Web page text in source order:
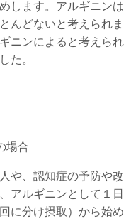
します。アルギニンは
んどないと考えられま
ニンによると考えられ
た。
場合
や、認知症の予防や改
アルギニンとして１日
に分け摂取）から始め